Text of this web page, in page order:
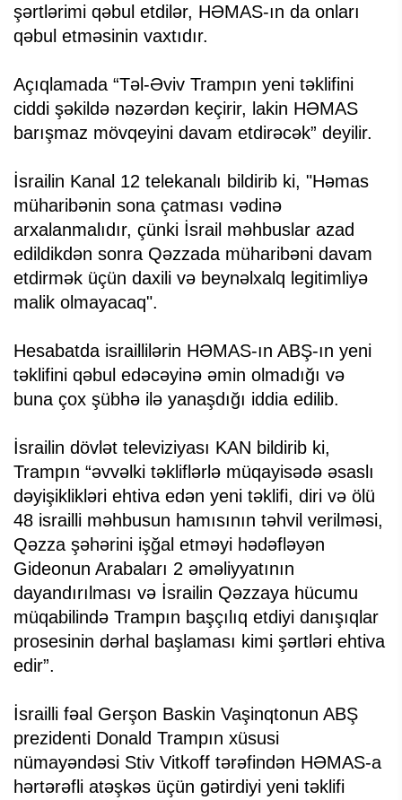
şərtlərimi qəbul etdilər, HƏMAS-ın da onları
qəbul etməsinin vaxtıdır.
Açıqlamada “Təl-Əviv Trampın yeni təklifini
ciddi şəkildə nəzərdən keçirir, lakin HƏMAS
barışmaz mövqeyini davam etdirəcək” deyilir.
İsrailin Kanal 12 telekanalı bildirib ki, "Həmas
müharibənin sona çatması vədinə
arxalanmalıdır, çünki İsrail məhbuslar azad
edildikdən sonra Qəzzada müharibəni davam
etdirmək üçün daxili və beynəlxalq legitimliyə
malik olmayacaq".
Hesabatda israillilərin HƏMAS-ın ABŞ-ın yeni
təklifini qəbul edəcəyinə əmin olmadığı və
buna çox şübhə ilə yanaşdığı iddia edilib.
İsrailin dövlət televiziyası KAN bildirib ki,
Trampın “əvvəlki təkliflərlə müqayisədə əsaslı
dəyişiklikləri ehtiva edən yeni təklifi, diri və ölü
48 israilli məhbusun hamısının təhvil verilməsi,
Qəzza şəhərini işğal etməyi hədəfləyən
Gideonun Arabaları 2 əməliyyatının
dayandırılması və İsrailin Qəzzaya hücumu
müqabilində Trampın başçılıq etdiyi danışıqlar
prosesinin dərhal başlaması kimi şərtləri ehtiva
edir”.
İsrailli fəal Gerşon Baskin Vaşinqtonun ABŞ
prezidenti Donald Trampın xüsusi
nümayəndəsi Stiv Vitkoff tərəfindən HƏMAS-a
hərtərəfli atəşkəs üçün gətirdiyi yeni təklifi